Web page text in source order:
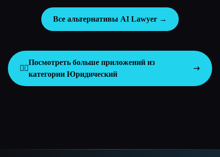
Все альтернативы AI Lawyer →
👩‍⚖️
Посмотреть больше приложений из
категории Юридический